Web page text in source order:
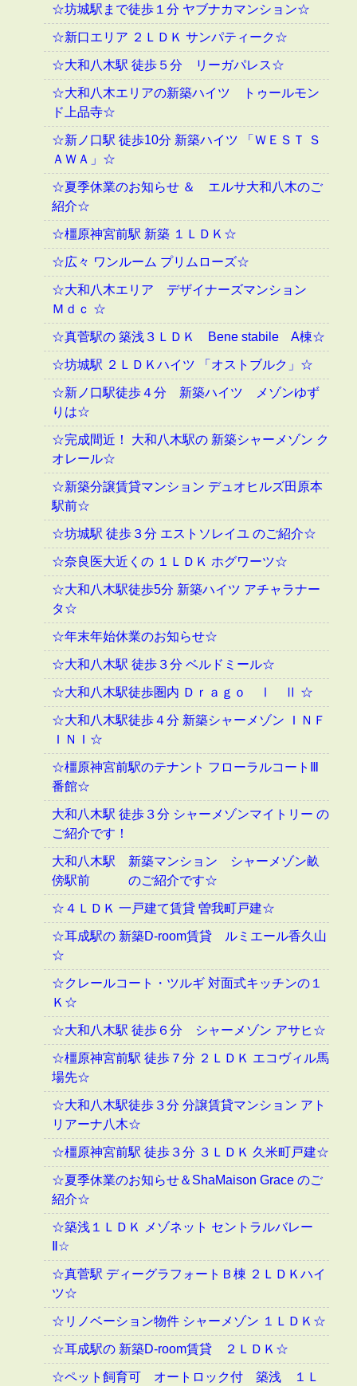
☆坊城駅まで徒歩１分 ヤブナカマンション☆
☆新口エリア ２ＬＤＫ サンパティーク☆
☆大和八木駅 徒歩５分 リーガパレス☆
☆大和八木エリアの新築ハイツ トゥールモン
ド上品寺☆
☆新ノ口駅 徒歩10分 新築ハイツ 「ＷＥＳＴ Ｓ
ＡＷＡ」☆
☆夏季休業のお知らせ ＆ エルサ大和八木のご
紹介☆
☆橿原神宮前駅 新築 １ＬＤＫ☆
☆広々 ワンルーム プリムローズ☆
☆大和八木エリア デザイナーズマンション
Ｍｄｃ ☆
☆真菅駅の 築浅３ＬＤＫ Bene stabile A棟☆
☆坊城駅 ２ＬＤＫハイツ 「オストブルク」☆
☆新ノ口駅徒歩４分 新築ハイツ メゾンゆず
りは☆
☆完成間近！ 大和八木駅の 新築シャーメゾン ク
オレール☆
☆新築分譲賃貸マンション デュオヒルズ田原本
駅前☆
☆坊城駅 徒歩３分 エストソレイユ のご紹介☆
☆奈良医大近くの １ＬＤＫ ホグワーツ☆
☆大和八木駅徒歩5分 新築ハイツ アチャラナー
タ☆
☆年末年始休業のお知らせ☆
☆大和八木駅 徒歩３分 ベルドミール☆
☆大和八木駅徒歩圏内 Ｄｒａｇｏ Ⅰ Ⅱ ☆
☆大和八木駅徒歩４分 新築シャーメゾン ＩＮＦ
ＩＮＩ☆
☆橿原神宮前駅のテナント フローラルコートⅢ
番館☆
大和八木駅 徒歩３分 シャーメゾンマイトリー の
ご紹介です！
大和八木駅 新築マンション シャーメゾン畝
傍駅前 のご紹介です☆
☆４ＬＤＫ 一戸建て賃貸 曽我町戸建☆
☆耳成駅の 新築D-room賃貸 ルミエール香久山
☆
☆クレールコート・ツルギ 対面式キッチンの１
Ｋ☆
☆大和八木駅 徒歩６分 シャーメゾン アサヒ☆
☆橿原神宮前駅 徒歩７分 ２ＬＤＫ エコヴィル馬
場先☆
☆大和八木駅徒歩３分 分譲賃貸マンション アト
リアーナ八木☆
☆橿原神宮前駅 徒歩３分 ３ＬＤＫ 久米町戸建☆
☆夏季休業のお知らせ＆ShaMaison Grace のご
紹介☆
☆築浅１ＬＤＫ メゾネット セントラルバレー
Ⅱ☆
☆真菅駅 ディーグラフォートＢ棟 ２ＬＤＫハイ
ツ☆
☆リノベーション物件 シャーメゾン １ＬＤＫ☆
☆耳成駅の 新築D-room賃貸 ２ＬＤＫ☆
☆ペット飼育可 オートロック付 築浅 １Ｌ